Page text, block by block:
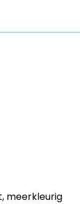
meerkleurig